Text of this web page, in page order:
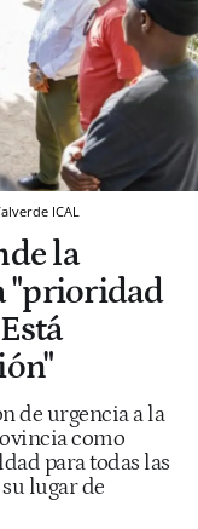
ICAL
la
"prioridad
de urgencia a la
como
para todas las
lugar de